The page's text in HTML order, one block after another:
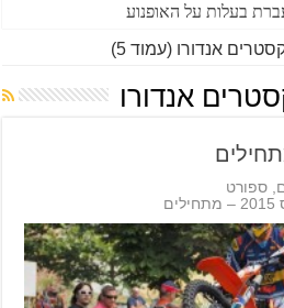
בעלות על האופנוע
(עמוד 5)
אנדורו
,ספורט